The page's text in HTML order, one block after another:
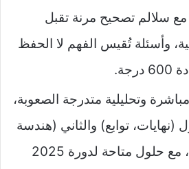
مع سلالم تصحيح مرنة تقبل
وأسئلة تُقيس الفهم لا الحفظ
وتحليلية متدرجة الصعوبة،
(نهايات، توابع) والثاني (هندسة
فراغ، احتمالات)، مع حلول متاحة لدورة 2025